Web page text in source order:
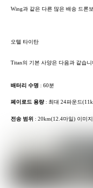
Wing과 같은 다른 많은 배송 드론
오텔 타이탄
Titan의 기본 사양은 다음과 같습니
배터리 수명 : 60분
페이로드 용량: 최대 24파운드
전송 범위 : 20km(12.4마일) 이미